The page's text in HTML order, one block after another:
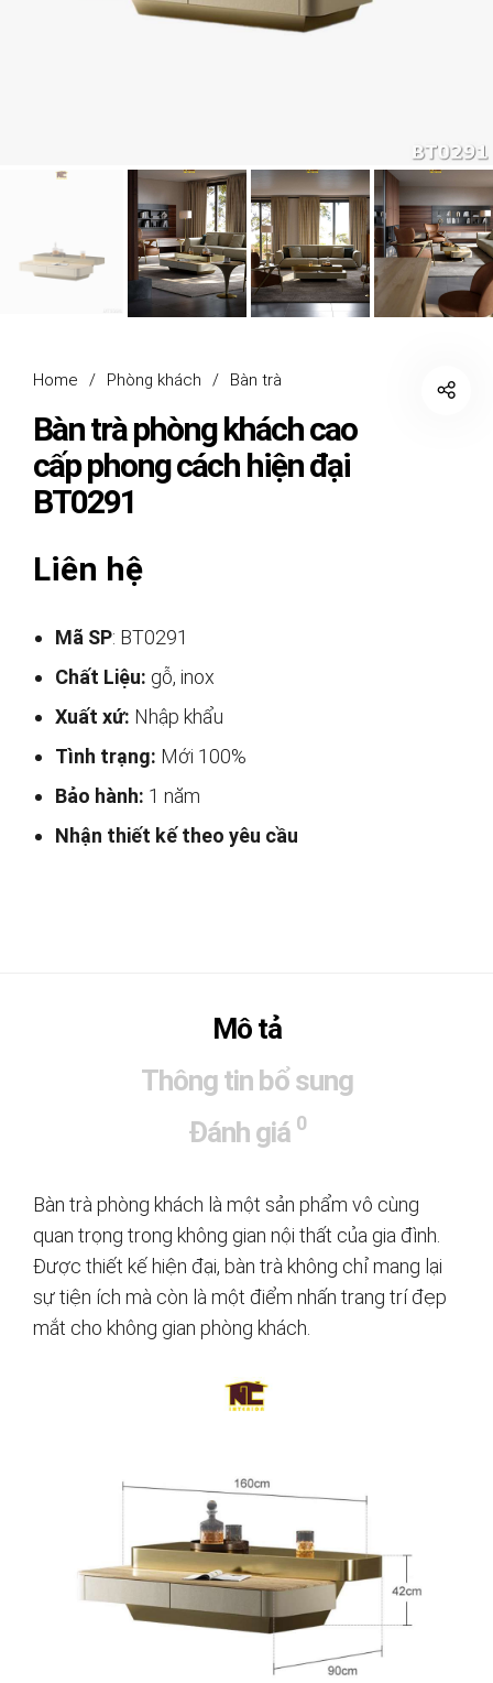
Home / Phòng khách / Bàn trà
Bàn trà phòng khách cao
cấp phong cách hiện đại
BT0291
Liên hệ
Mã SP: BT0291
Chất Liệu: gỗ, inox
Xuất xứ: Nhập khẩu
Tình trạng: Mới 100%
Bảo hành: 1 năm
Nhận thiết kế theo yêu cầu
Mô tả
Thông tin bổ sung
Đánh giá 0
Bàn trà phòng khách là một sản phẩm vô cùng
quan trọng trong không gian nội thất của gia đình.
Được thiết kế hiện đại, bàn trà không chỉ mang lại
sự tiện ích mà còn là một điểm nhấn trang trí đẹp
mắt cho không gian phòng khách.